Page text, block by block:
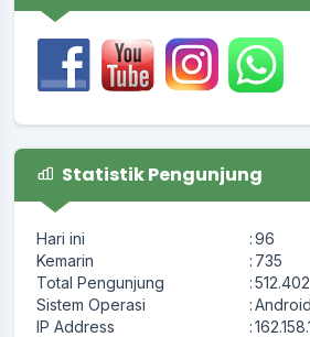
Statistik Pengunjung
Hari ini :96
Kemarin
: 735
Total Pengunjung
:512.402
Sistem Operasi
:Android
IP Address
: